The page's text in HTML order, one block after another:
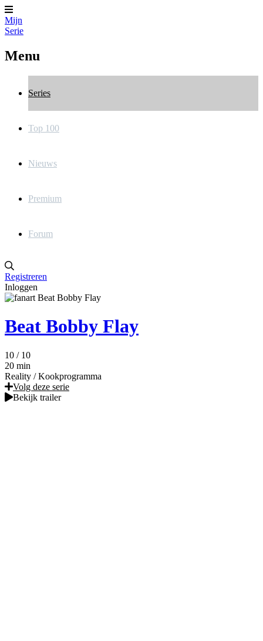
Mijn
Serie
Menu
Series
Top 100
Nieuws
Premium
Forum
Registreren
Inloggen
Beat Bobby Flay
10 / 10
20 min
Reality / Kookprogramma
Volg deze serie
Bekijk trailer